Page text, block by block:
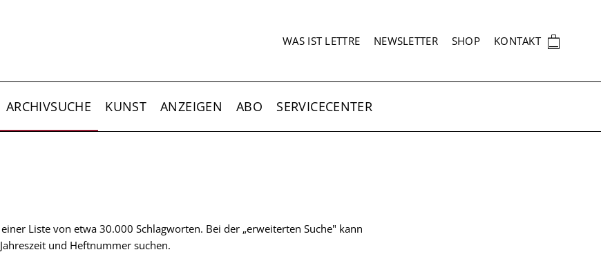
SEKUNDÄRNAVIGATION
WAS IST LETTRE NEWSLETTER SHOP KONTAKT 🛍
ARCHIVSUCHE KUNST ANZEIGEN ABO SERVICECENTER
Liste von etwa 30.000 Schlagworten. Bei der „erweiterten Suche" kann
und Heftnummer suchen.